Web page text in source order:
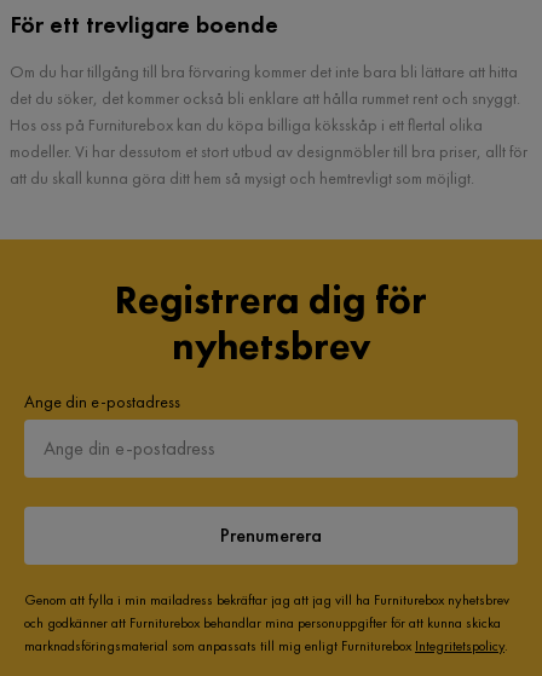
För ett trevligare boende
Om du har tillgång till bra förvaring kommer det inte bara bli lättare att hitta
det du söker, det kommer också bli enklare att hålla rummet rent och snyggt.
Hos oss på Furniturebox kan du köpa billiga köksskåp i ett flertal olika
modeller. Vi har dessutom et stort utbud av designmöbler till bra priser, allt för
att du skall kunna göra ditt hem så mysigt och hemtrevligt som möjligt.
Registrera dig för
nyhetsbrev
Ange din e-postadress
Prenumerera
Genom att fylla i min mailadress bekräftar jag att jag vill ha Furniturebox nyhetsbrev
och godkänner att Furniturebox behandlar mina personuppgifter för att kunna skicka
marknadsföringsmaterial som anpassats till mig enligt Furniturebox Integritetspolicy.